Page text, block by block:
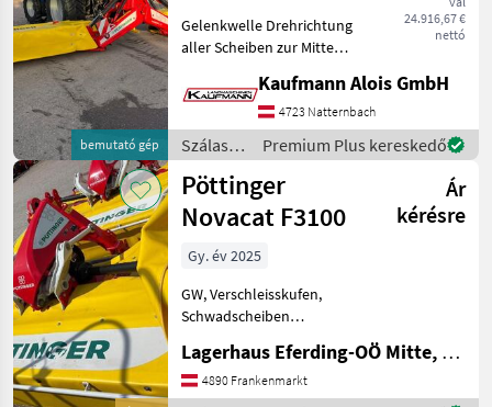
CAT
190
Cat
190
Plus
Cat
270
EURO
CAT
276
FRONT
Euro
Cat
311
Classic
Eurocat
275 H
bemutató gép
24.916,67 €
nettó
Gelenkwelle Drehrichtung
aller Scheiben zur Mitte
Einzelaushebung mit BASIC
CONTROL Terminal
Warntafel und Beleuchtung
Hochschnittkufen 20mm
Kaufmann Alois GmbH
4723 Natternbach
Szálastakarmány
betakarítók
/
Pöttinger
Premium Plus kereskedő
Pöttinger
Novacat F3100
Ár
kérésre
Gy. év 2025
GW, Verschleisskufen,
Schwadscheiben
Frontkasza, : Frontkasza
Szálastakarmány
Lagerhaus Eferding-OÖ Mitte, Frankenmarkt
4890 Frankenmarkt